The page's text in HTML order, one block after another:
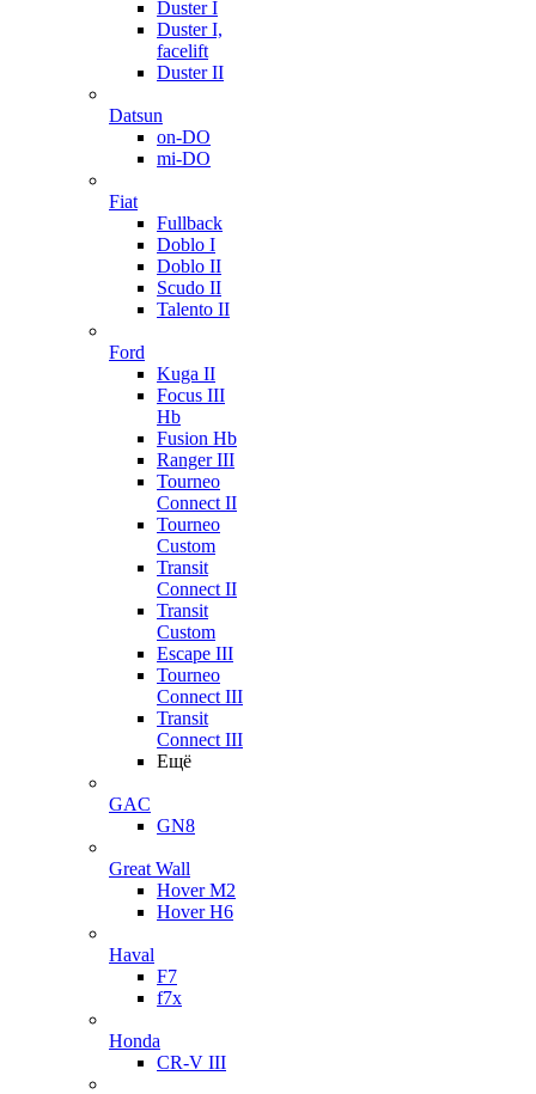
Duster I
Duster I,
facelift
Duster II
Datsun
on-DO
mi-DO
Fiat
Fullback
Doblo I
Doblo II
Scudo II
Talento II
Ford
Kuga II
Focus III
Hb
Fusion Hb
Ranger III
Tourneo
Connect II
Tourneo
Custom
Transit
Connect II
Transit
Custom
Escape III
Tourneo
Connect III
Transit
Connect III
Ещё
GAC
GN8
Great Wall
Hover M2
Hover H6
Haval
F7
f7x
Honda
CR-V III